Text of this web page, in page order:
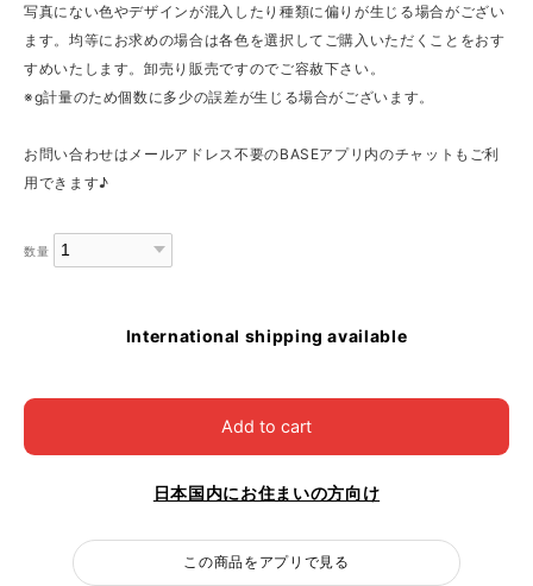
写真にない色やデザインが混入したり種類に偏りが生じる場合がござい
ます。均等にお求めの場合は各色を選択してご購入いただくことをおす
すめいたします。卸売り販売ですのでご容赦下さい。
※g計量のため個数に多少の誤差が生じる場合がございます。
お問い合わせはメールアドレス不要のBASEアプリ内のチャットもご利
用できます♪
数量
International shipping available
Add to cart
日本国内にお住まいの方向け
この商品をアプリで見る